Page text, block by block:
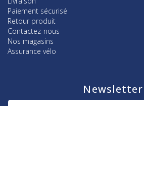
Paiement sécurisé
Retour produit
Contactez-nous
Nos magasins
Assurance vélo
Newsletter